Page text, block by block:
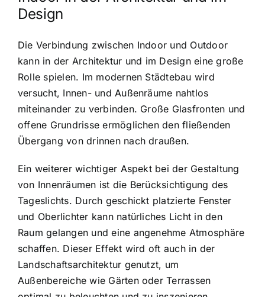
Design
Die Verbindung zwischen Indoor und Outdoor
kann in der Architektur und im Design eine große
Rolle spielen. Im modernen Städtebau wird
versucht, Innen- und Außenräume nahtlos
miteinander zu verbinden. Große Glasfronten und
offene Grundrisse ermöglichen den fließenden
Übergang von drinnen nach draußen.
Ein weiterer wichtiger Aspekt bei der Gestaltung
von Innenräumen ist die Berücksichtigung des
Tageslichts. Durch geschickt platzierte Fenster
und Oberlichter kann natürliches Licht in den
Raum gelangen und eine angenehme Atmosphäre
schaffen. Dieser Effekt wird oft auch in der
Landschaftsarchitektur genutzt, um
Außenbereiche wie Gärten oder Terrassen